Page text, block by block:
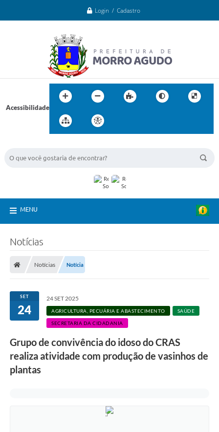
Login / Cadastro
Acessibilidade
MENU
Notícias
Notícias Notícia
SET
24
24 SET 2025
AGRICULTURA, PECUÁRIA E ABASTECIMENTO SAÚDE
SECRETARIA DA CIDADANIA
Grupo de convivência do idoso do CRAS
realiza atividade com produção de vasinhos de
plantas